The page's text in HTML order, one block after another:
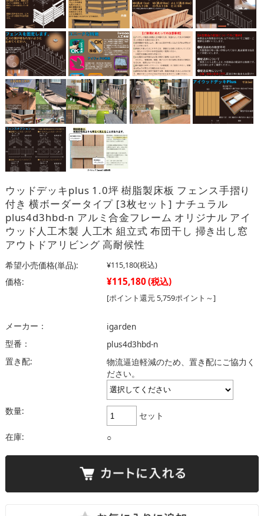
ウッドデッキplus 1.0坪 樹脂製床板 フェンス手摺り
付き 横ボーダータイプ [3枚セット] ナチュラル
plus4d3hbd-n アルミ合金フレーム オリジナル アイ
ウッド人工木製 人工木 組立式 布団干し 掃き出し窓
アウトドアリビング 高耐候性
希望小売価格(単品): ¥115,180(税込)
価格: ¥115,180(税込)
[ポイント還元 5,759ポイント～]
メーカー：
igarden
型番：
plus4d3hbd-n
置き配:
物流逼迫軽減のため、置き配にご協力く
ださい。
数量:
セット
在庫:
○